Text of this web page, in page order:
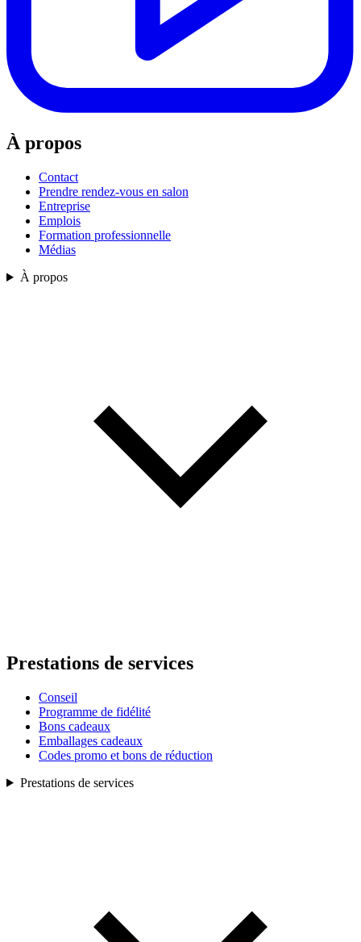
À propos
Contact
Prendre rendez-vous en salon
Entreprise
Emplois
Formation professionnelle
Médias
À propos
Prestations de services
Conseil
Programme de fidélité
Bons cadeaux
Emballages cadeaux
Codes promo et bons de réduction
Prestations de services